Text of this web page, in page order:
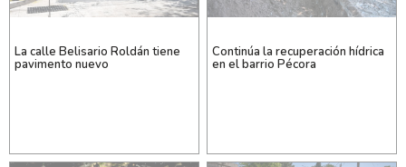
La calle Belisario Roldán tiene
pavimento nuevo
Continúa la recuperación hídrica
en el barrio Pécora